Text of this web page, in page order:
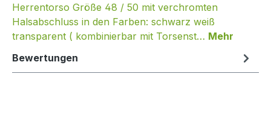
Herrentorso Größe 48 / 50 mit verchromten
Halsabschluss in den Farben: schwarz weiß
transparent ( kombinierbar mit Torsenst… Mehr
Bewertungen